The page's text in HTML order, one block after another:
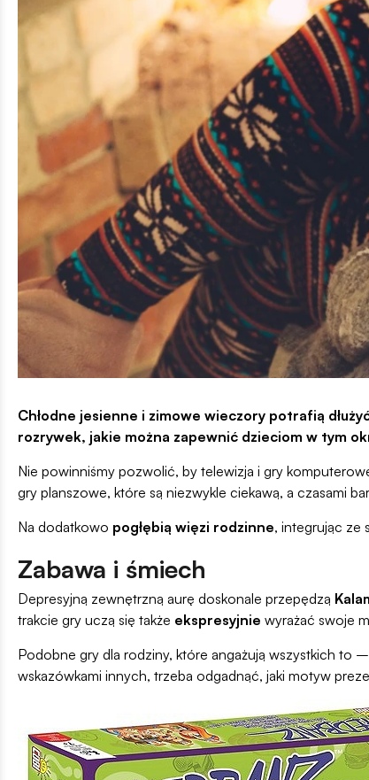
Chłodne jesienne i zimowe wieczory potrafią
rozrywek, jakie można zapewnić dzieciom w tym
Nie powinniśmy pozwolić, by telewizja i gry
gry planszowe, które są niezwykle ciekawą, a czasami
Na dodatkowo pogłębią więzi rodzinne, integrując ze
Zabawa i śmiech
Depresyjną zewnętrzną aurę doskonale przepędzą
trakcie gry uczą się także ekspresyjnie wyrażać swoje
Podobne gry dla rodziny, które angażują wszystkich to –
wskazówkami innych, trzeba odgadnąć, jaki motyw